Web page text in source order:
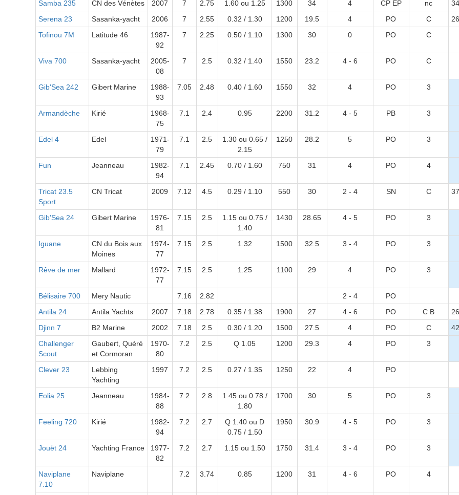
Samba 235 CN des Vénètes 2007 7 2.75 1.60 ou 1.25 1300 34 4 CP EP nc
Serena 23
Sasanka-yacht 2006 7 2.55 0.32 / 1.30 1200 19.5 4 PO C
Tofinou 7M
Latitude 46
1987-
92
7 2.25 0.50 / 1.10 1300 30 0 PO C
Viva 700 Sasanka-yacht
2005-
08
7 2.5 0.32 / 1.40 1550 23.2 4 - 6 PO C
Gib'Sea 242 Gibert Marine
1988-
93
7.05 2.48 0.40 / 1.60 1550 32 4 PO 3
Armandèche Kirié
1968-
75
7.1 2.4 0.95 2200 31.2 4 - 5 PB 3
Edel 4 Edel
1971-
79
7.1 2.5
1.30 ou 0.65 /
2.15
1250 28.2 5 PO 3
Fun Jeanneau
1982-
94
7.1 2.45 0.70 / 1.60 750 31 4 PO 4
Tricat 23.5
Sport
CN Tricat 2009 7.12 4.5 0.29 / 1.10 550 30 2 - 4 SN C
Gib'Sea 24 Gibert Marine
1976-
81
7.15 2.5
1.15 ou 0.75 /
1.40
1430 28.65 4 - 5 PO 3
Iguane
CN du Bois aux
Moines
1974-
77
7.15 2.5 1.32 1500 32.5 3 - 4 PO 3
Rêve de mer Mallard
1972-
77
7.15 2.5 1.25 1100 29 4 PO 3
Bélisaire 700 Mery Nautic 7.16 2.82 2 - 4
PO
Antila 24
Antila Yachts 2007 7.18 2.78 0.35 / 1.38 1900 27 4 - 6 PO C B
Djinn 7
B2 Marine 2002 7.18 2.5 0.30 / 1.20 1500 27.5 4 PO C
Challenger
Scout
Gaubert, Quéré
et Cormoran
1970-
80
7.2 2.5 Q 1.05 1200 29.3 4 PO 3
Clever 23
Lebbing
Yachting
1997 7.2 2.5 0.27 / 1.35 1250 22 4 PO
Eolia 25 Jeanneau
1984-
88
7.2 2.8
1.45 ou 0.78 /
1.80
1700 30 5 PO 3
Feeling 720 Kirié
1982-
94
7.2 2.7
Q 1.40 ou D
0.75 / 1.50
1950 30.9 4 - 5 PO 3
Jouët 24 Yachting France
1977-
82
7.2 2.7 1.15 ou 1.50 1750 31.4 3 - 4 PO 3
Naviplane
7.10
Naviplane 7.2 3.74 0.85 1200 31 4 - 6 PO 4